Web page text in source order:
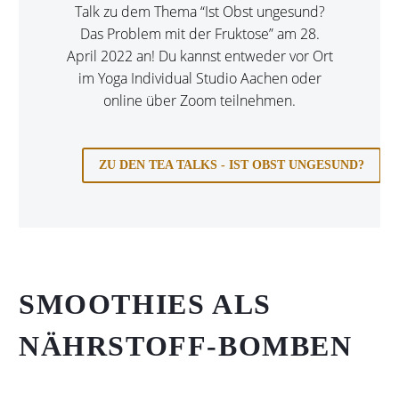
Talk zu dem Thema “Ist Obst ungesund?
Das Problem mit der Fruktose” am 28.
April 2022 an! Du kannst entweder vor Ort
im Yoga Individual Studio Aachenoder
online über Zoom teilnehmen.
ZU DEN TEA TALKS - IST OBST UNGESUND?
SMOOTHIES ALS
NÄHRSTOFF-BOMBEN